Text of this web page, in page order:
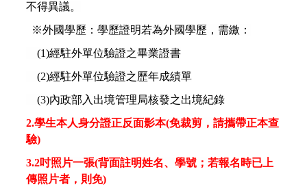
不得異議。
※外國學歷：學歷證明若為外國學歷，需繳：
(1)經駐外單位驗證之畢業證書
(2)經駐外單位驗證之歷年成績單
(3)內政部入出境管理局核發之出境紀錄
2.學生本人身分證正反面影本(免裁剪，請攜帶正本查
驗)
3.2吋照片一張(背面註明姓名、學號； 若報名時已上
傳照片者，則免)